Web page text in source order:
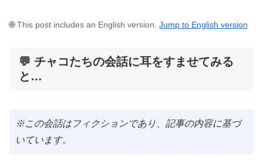
🌐 This post includes an English version. Jump to English version
💬 チャコたちの会話に耳をすませてみる
と…
※この会話はフィクションであり、記事の内容に基づ
いています。